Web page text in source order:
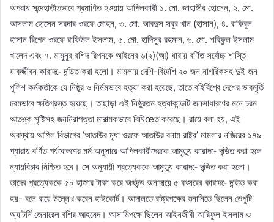
অপরাধ সন্দেহাতীতভাবে প্রমাণিত হওয়ায় আপিলকারী ১. মো. জাহাঙ্গীর হোসেন, ২. মো.
আসলাম হোসেন সরদার ওরফে মোহন, ৩. মো. আবদুস সবুর খান (হাসান), ৪. রাকিবুল
হাসান রিগেন ওরফে রাফিউল ইসলাম, ৫. মো. হাদিসুর রহমান, ৬. মো. শরিফুল ইসলাম
খালেদ এবং ৭. মামুনুর রশিদ রিপনকে আইনের ৬(২)(আ) ধারায় বর্ণিত সর্বোচ্চ শাস্তি
যাবজ্জীবন কারাদ-ে দন্ডিত করা হলো। মামলায় দেশি-বিদেশি ২০ জন নাগরিকসহ দুই জন
পুলিশ কর্মকর্তাকে যে নিষ্ঠুর ও নির্মমভাবে হত্যা করা হয়েছে, তাতে বহির্বিশ্বে দেশের ভাবমূর্তি
চরমভাবে ক্ষতিগ্রস্ত হয়েছে। তাছাড়া এই নিষ্ঠুরতম হত্যাকান্ডটি জনসাধারণের মনে চরম
আতঙ্ক সৃষ্টিসহ জননিরাপত্তা মারাত্মকভাবে বিঘিœত করেছে। রায়ে বলা হয়, এই
অবস্থায় আপিল বিভাগের ‘আতাউর মৃধা ওরফে আতাউর বনাম রাষ্ট্র’ মামলার নজিরের ১৭৯
প্যারায় বর্ণিত পর্যবেক্ষণের মর্ম অনুসারে আপিলকারীদেরকে আমৃত্যু কারাদ-ে দন্ডিত করা হলে
ন্যায়বিচার নিশ্চিত হবে। সে অনুযায়ী প্রত্যেককে আমৃত্যু কারাদ-ে দন্ডিত করা হলো।
তাদের প্রত্যেককে ৫০ হাজার টাকা করে অর্থদন্ড অনাদায়ে ৫ বৎসরের কারাদ-ে দন্ডিত করা
হয়- বলে রায়ে উল্লেখ করেন হাইকোর্ট। আদালতে রাষ্ট্রপক্ষের শুনানিতে ছিলেন ডেপুটি
অ্যাটর্নি জেনারেল বশির আহমেদ। আসামিপক্ষে ছিলেন আইনজীবী আরিফুল ইসলাম ও